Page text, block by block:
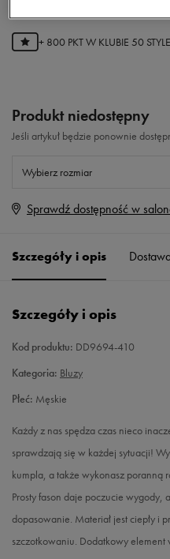
+ 800 PKT W KLUBIE 50 STYLE
Produkt niedostępny
Jeśli artykuł będzie ponownie
Wybierz rozmiar
S Powiadom o
M Powiadom o
XXL
Sprawdź dostępność w
Szczegóły i opis
Szczegóły i opis
Kod produktu: DD9694-410
Kategoria: Bluzy
Płeć: Męskie
Każdy z nas spędza czas nieco
sprawdzają się w każdej sytuacji!
kumpla, a także wykonasz poranną
Prosty fason daje poczucie wygody,
dopasowanie. Materiał jest ciepły i
szczotkowaniu. Dodatkowy